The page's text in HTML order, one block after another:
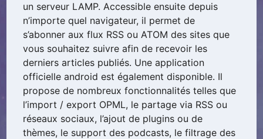
un serveur LAMP. Accessible ensuite depuis
n’importe quel navigateur, il permet de
s’abonner aux flux RSS ou ATOM des sites que
vous souhaitez suivre afin de recevoir les
derniers articles publiés. Une application
officielle android est également disponible. Il
propose de nombreux fonctionnalités telles que
l’import / export OPML, le partage via RSS ou
réseaux sociaux, l’ajout de plugins ou de
thèmes, le support des podcasts, le filtrage des